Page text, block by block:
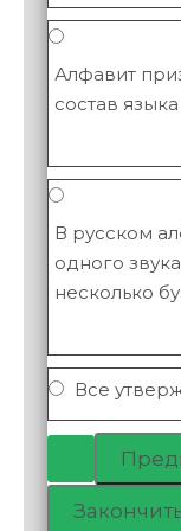
Алфавит
состав языка
В русском
одного
несколько
Все